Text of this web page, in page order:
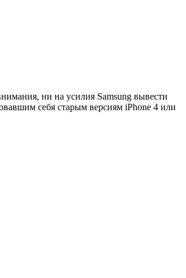
ни на усилия Samsung вывести
себя старым версиям iPhone 4 или